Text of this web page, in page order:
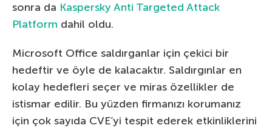
sonra da Kaspersky Anti Targeted Attack
Platform dahil oldu.
Microsoft Office saldırganlar için çekici bir
hedeftir ve öyle de kalacaktır. Saldırgınlar en
kolay hedefleri seçer ve miras özellikler de
istismar edilir. Bu yüzden firmanızı korumanız
için çok sayıda CVE’yi tespit ederek etkinliklerini